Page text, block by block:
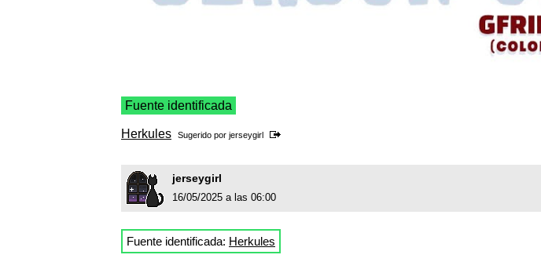
Fuente identificada
Herkules Sugerido por jerseygirl
jerseygirl
16/05/2025 a las 06:00
Fuente identificada: Herkules